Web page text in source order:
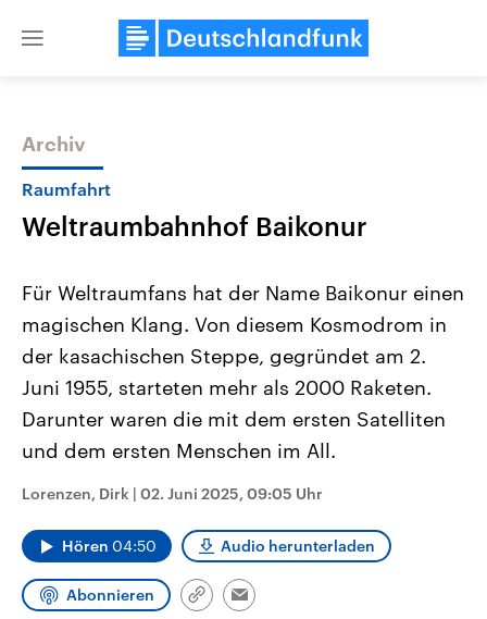
Close
Themen
Landtagswahl Sachsen-Anhalt
2026
Alle Informationen
Sachsen-Anhalt wählt am 6.
September 2026 einen neuen
Bundesland von einer Koalition aus
CDU, SPD und FDP regiert.-
Wahlprogramme, aktuelle Berichte
und Hintergründe zu den Parteien
Wahl.
USA
Aktuelle Beiträge,
Hintergründe
Wirtschaftlich und
gehören die Vereinigten
mit großem Einfluss auf
aktuelle Weltgeschehen.
Sendungen Programm Podcasts
Audio-Archiv
Archiv
Raumfahrt
Weltraumbahnhof Baikonur
Für Weltraumfans hat der Name Baikonur einen
magischen Klang. Von diesem Kosmodrom in
der kasachischen Steppe, gegründet am 2.
Juni 1955, starteten mehr als 2000 Raketen.
Darunter waren die mit dem ersten Satelliten
und dem ersten Menschen im All.
Lorenzen, Dirk | 02. Juni 2025, 09:05 Uhr
Hören 04:50 Audio herunterladen
Abonnieren
Link
Email